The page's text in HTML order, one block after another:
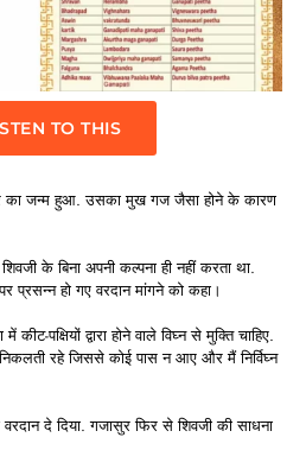
TO THIS
काजन्महुआ.उसकामुखगजजैसाहोनेकेकारण
शिवजीकेबिना अपनीकल्पनाहीनहींकरता था.
परप्रसन्नहोगएवरदानमांगनेकोकहा।
मेंकीट-पक्षियोंद्वाराहोनेवालेविघ्नसेमुक्तिचाहिए.
निकलतीरहेजिससेकोईपासनआए औरमैंनिर्विघ्न
दे दिया. गजासुर फिर से शिवजी की साधना